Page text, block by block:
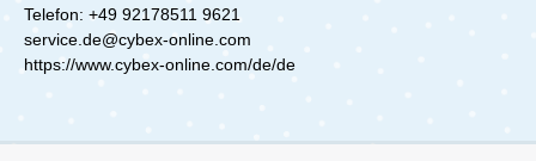
Telefon: +49 92178511 9621
service.de@cybex-online.com
https://www.cybex-online.com/de/de